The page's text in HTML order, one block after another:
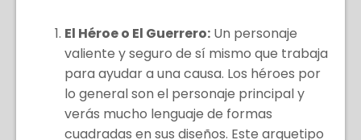
El Héroe o El Guerrero: Un personaje
valiente y seguro de sí mismo que trabaja
para ayudar a una causa. Los héroes por
lo general son el personaje principal y
verás mucho lenguaje de formas
cuadradas en sus diseños. Este arquetipo